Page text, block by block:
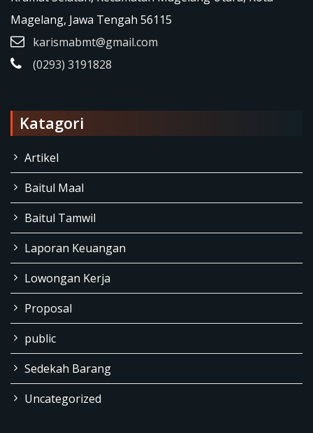
Magelang, Jawa Tengah 56115
karismabmt@gmail.com
(0293) 3191828
Katagori
Artikel
Baitul Maal
Baitul Tamwil
Laporan Keuangan
Lowongan Kerja
Proposal
public
Sedekah Barang
Uncategorized